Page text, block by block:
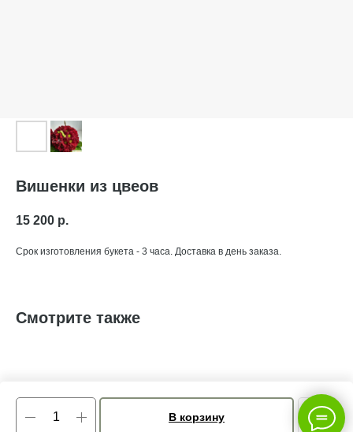
Вишенки из цвеов
15 200 р.
В корзину
Срок изготовления букета - 3 часа. Доставка в день заказа.
Смотрите также
Tilda